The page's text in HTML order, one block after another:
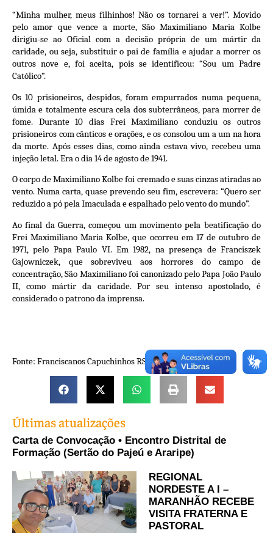
“Minha mulher, meus filhinhos! Não os tornarei a ver!”. Movido
pelo amor que vence a morte, São Maximiliano Maria Kolbe
dirigiu-se ao Oficial com a decisão própria de um mártir da
caridade, ou seja, substituir o pai de família e ajudar a morrer os
outros nove e, foi aceita, pois se identificou: “Sou um Padre
Católico”.
Os 10 prisioneiros, despidos, foram empurrados numa pequena,
úmida e totalmente escura cela dos subterrâneos, para morrer de
fome. Durante 10 dias Frei Maximiliano conduziu os outros
prisioneiros com cânticos e orações, e os consolou um a um na hora
da morte. Após esses dias, como ainda estava vivo, recebeu uma
injeção letal. Era o dia 14 de agosto de 1941.
O corpo de Maximiliano Kolbe foi cremado e suas cinzas atiradas ao
vento. Numa carta, quase prevendo seu fim, escrevera: “Quero ser
reduzido a pó pela Imaculada e espalhado pelo vento do mundo”.
Ao final da Guerra, começou um movimento pela beatificação do
Frei Maximiliano Maria Kolbe, que ocorreu em 17 de outubro de
1971, pelo Papa Paulo VI. Em 1982, na presença de Franciszek
Gajowniczek, que sobreviveu aos horrores do campo de
concentração, São Maximiliano foi canonizado pelo Papa João Paulo
II, como mártir da caridade. Por seu intenso apostolado, é
considerado o patrono da imprensa.
Fonte: Franciscanos Capuchinhos RS
Últimas atualizações
Carta de Convocação • Encontro Distrital de
Formação (Sertão do Pajeú e Araripe)
REGIONAL
NORDESTE A I –
MARANHÃO RECEBE
VISITA FRATERNA E
PASTORAL